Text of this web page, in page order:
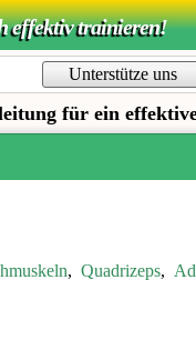
effektiv trainieren!
Unterstütze uns
für ein
, Quadrizeps,